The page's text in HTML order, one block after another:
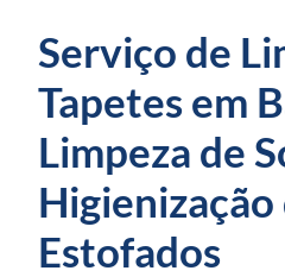
Serviço de
Tapetes em
Limpeza de
Higienização
Estofados